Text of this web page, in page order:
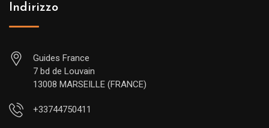
Indirizzo
Guides France
7 bd de Louvain
13008 MARSEILLE (FRANCE)
+33744750411